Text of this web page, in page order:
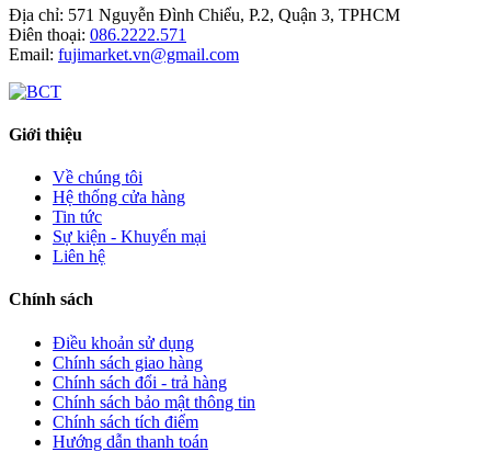
Địa chỉ: 571 Nguyễn Đình Chiểu, P.2, Quận 3, TPHCM
Điên thoại: 086.2222.571
Email: fujimarket.vn@gmail.com
Giới thiệu
Về chúng tôi
Hệ thống cửa hàng
Tin tức
Sự kiện - Khuyến mại
Liên hệ
Chính sách
Điều khoản sử dụng
Chính sách giao hàng
Chính sách đổi - trả hàng
Chính sách bảo mật thông tin
Chính sách tích điểm
Hướng dẫn thanh toán